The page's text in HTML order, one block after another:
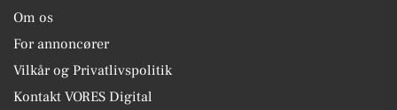
Om os
For annoncører
Vilkår og Privatlivspolitik
Kontakt VORES Digital